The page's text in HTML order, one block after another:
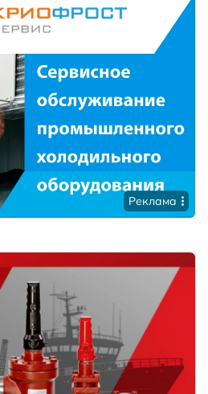
Реклама